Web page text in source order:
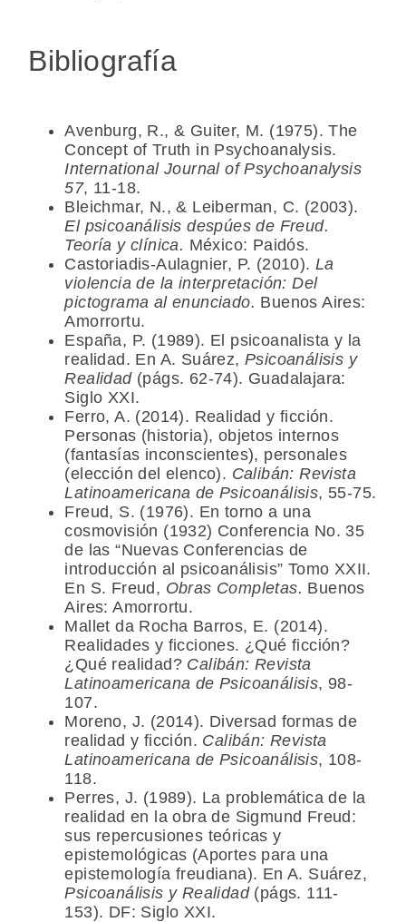
Bibliografía
Avenburg, R., & Guiter, M. (1975). The
Concept of Truth in Psychoanalysis.
International Journal of Psychoanalysis
57, 11-18.
Bleichmar, N., & Leiberman, C. (2003).
El psicoanálisis despúes de Freud.
Teoría y clínica. México: Paidós.
Castoriadis-Aulagnier, P. (2010). La
violencia de la interpretación: Del
pictograma al enunciado. Buenos Aires:
Amorrortu.
España, P. (1989). El psicoanalista y la
realidad. En A. Suárez, Psicoanálisis y
Realidad(págs. 62-74). Guadalajara:
Siglo XXI.
Ferro, A. (2014). Realidad y ficción.
Personas (historia), objetos internos
(fantasías inconscientes), personales
(elección del elenco). Calibán: Revista
Latinoamericana de Psicoanálisis, 55-75.
Freud, S. (1976). En torno a una
cosmovisión (1932) Conferencia No. 35
de las “Nuevas Conferencias de
introducción al psicoanálisis” Tomo XXII.
En S. Freud, Obras Completas. Buenos
Aires: Amorrortu.
Mallet da Rocha Barros, E. (2014).
Realidades y ficciones. ¿Qué ficción?
¿Qué realidad? Calibán: Revista
Latinoamericana de Psicoanálisis, 98-
107.
Moreno, J. (2014). Diversad formas de
realidad y ficción. Calibán: Revista
Latinoamericana de Psicoanálisis, 108-
118.
Perres, J. (1989). La problemática de la
realidad en la obra de Sigmund Freud:
sus repercusiones teóricas y
epistemológicas (Aportes para una
epistemología freudiana). En A. Suárez,
Psicoanálisis y Realidad(págs. 111-
153). DF: Siglo XXI.